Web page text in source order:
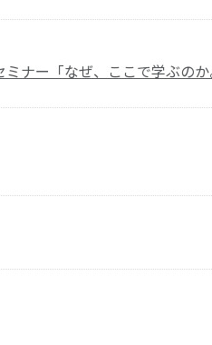
ナー「なぜ、ここで学ぶのか